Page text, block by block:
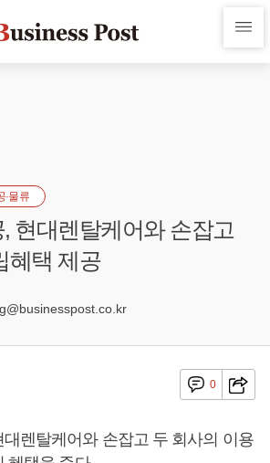
·물류
현대렌탈케어와 손잡고
혜택 제공
0
렌탈케어와 손잡고 두 회사의 이용